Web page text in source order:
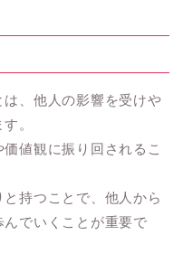
、他人の影響を受けや
。
値観に振り回されるこ
持つことで、他人から
でいくことが重要で